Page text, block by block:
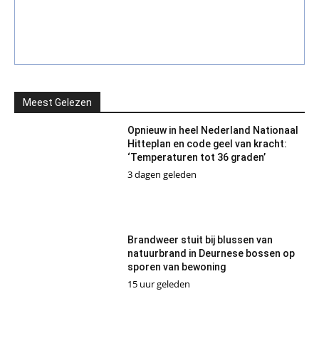
Meest Gelezen
Opnieuw in heel Nederland Nationaal
Hitteplan en code geel van kracht:
‘Temperaturen tot 36 graden’
3 dagen geleden
Brandweer stuit bij blussen van
natuurbrand in Deurnese bossen op
sporen van bewoning
15 uur geleden